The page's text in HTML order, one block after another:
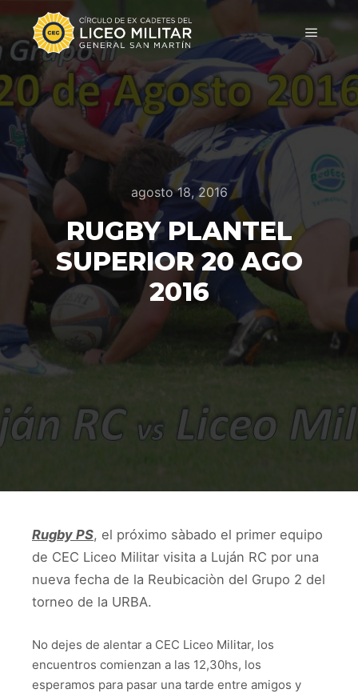
agosto 18, 2016
RUGBY PLANTEL
SUPERIOR 20 AGO
2016
Rugby PS, el próximo sàbado el primer equipo
de CEC Liceo Militar visita a Luján RC por una
nueva fecha de la Reubicaciòn del Grupo 2 del
torneo de la URBA.
No dejes de alentar a CEC Liceo Militar, los
encuentros comienzan a las 12,30hs, los
esperamos para pasar una tarde entre amigos y